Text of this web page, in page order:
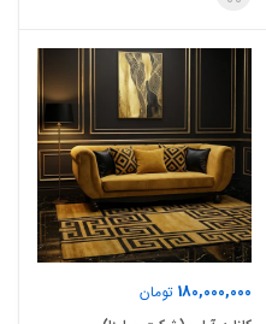
180,000,000 تومان